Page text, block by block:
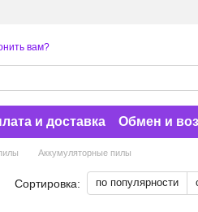
вам?
и доставка Обмен и
Аккумуляторные пилы
Сортировка: по популярности